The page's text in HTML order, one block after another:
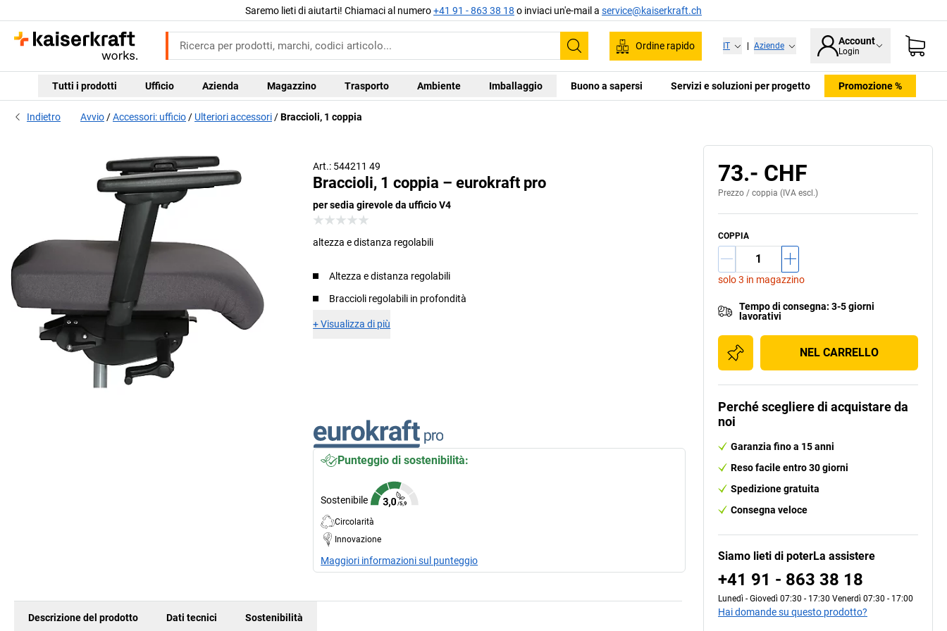
Saremo lieti di aiutarti! Chiamaci al numero+41 91 - 863 38 18 o inviaci un'e-mail a service@kaiserkraft.ch
Trova
Ordine rapido IT Aziende Account
Login
Tutti i prodotti Ufficio Azienda Magazzino Trasporto Ambiente Imballaggio Buono a sapersi Servizi e soluzioni per progetto Promozione %
Indietro Avvio Accessori: ufficio Ulteriori accessori Braccioli, 1 coppia
Art.: 544211 49
Braccioli, 1 coppia – eurokraft pro
per sedia girevole da ufficio V4
altezza e distanza regolabili
Altezza e distanza regolabili
Braccioli regolabili in profondità
+Visualizza di più
Punteggio di sostenibilità:
Sostenibile
Circolarità
Innovazione
Maggiori informazioni sul punteggio
Descrizione del prodotto Dati tecnici Sostenibilità
73.- CHF
Prezzo / coppia (IVA escl.)
COPPIA
solo 3 in magazzino
Tempo di consegna: 3-5 giorni
lavorativi
NEL CARRELLO
Perché scegliere di acquistare da
noi
Garanzia fino a 15 anni
Reso facile entro 30 giorni
Spedizione gratuita
Consegna veloce
Siamo lieti di poterLa assistere
+41 91 - 863 38 18
Lunedì - Giovedì 07:30 - 17:30 Venerdì 07:30 - 17:00
Hai domande su questo prodotto?